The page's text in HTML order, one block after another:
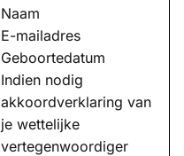
Naam
E-mailadres
Geboortedatum
Indien nodig
akkoordverklaring van
je wettelijke
vertegenwoordiger